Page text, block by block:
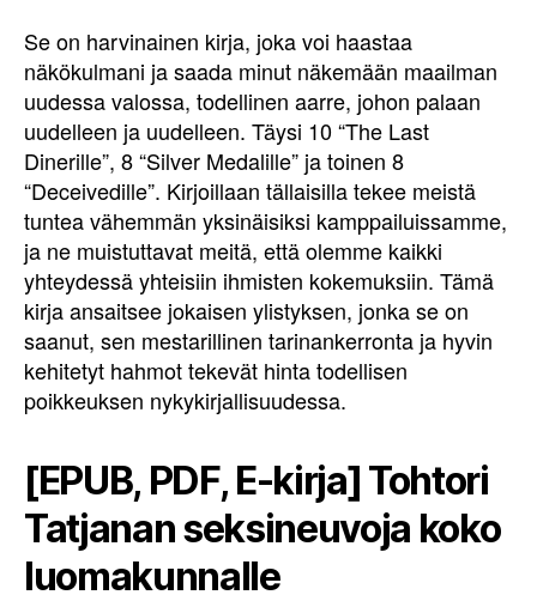
Se on harvinainen kirja, joka voi haastaa
näkökulmani ja saada minut näkemään maailman
uudessa valossa, todellinen aarre, johon palaan
uudelleen ja uudelleen. Täysi 10 “The Last
Dinerille”, 8 “Silver Medalille” ja toinen 8
“Deceivedille”. Kirjoillaan tällaisilla tekee meistä
tuntea vähemmän yksinäisiksi kamppailuissamme,
ja ne muistuttavat meitä, että olemme kaikki
yhteydessä yhteisiin ihmisten kokemuksiin. Tämä
kirja ansaitsee jokaisen ylistyksen, jonka se on
saanut, sen mestarillinen tarinankerronta ja hyvin
kehitetyt hahmot tekevät hinta todellisen
poikkeuksen nykykirjallisuudessa.
[EPUB, PDF, E-kirja] Tohtori
Tatjanan seksineuvoja koko
luomakunnalle